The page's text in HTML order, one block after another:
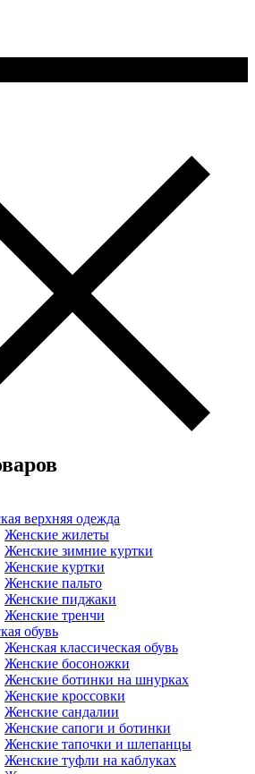
верхняя одежда
Женские жилеты
Женские зимние куртки
Женские куртки
Женские пальто
Женские пиджаки
Женские тренчи
обувь
Женская классическая обувь
Женские босоножки
Женские ботинки на шнурках
Женские кроссовки
Женские сандалии
Женские сапоги и ботинки
Женские тапочки и шлепанцы
Женские туфли на каблуках